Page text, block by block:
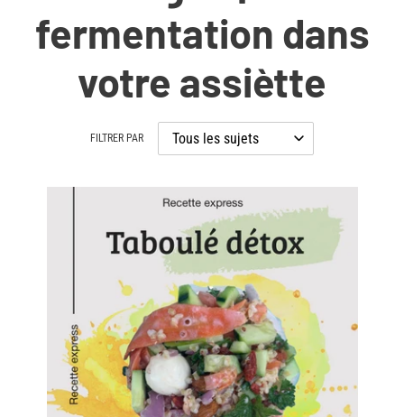
fermentation dans
votre assiètte
FILTRER PAR